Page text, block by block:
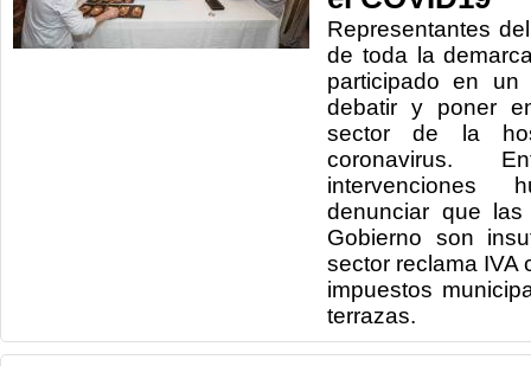
Representantes
de toda la
participado en un
debatir y poner
sector de la
coronavirus.
intervenciones
denunciar que
Gobierno son
sector reclama IVA
impuestos
terrazas.